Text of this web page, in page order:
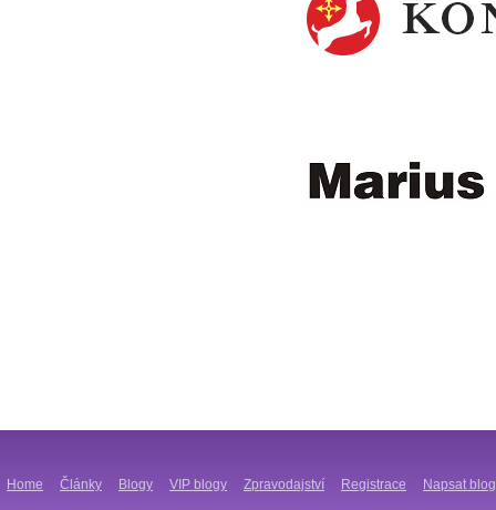
Home Články Blogy VIP blogy Zpravodajství Registrace Napsat blog